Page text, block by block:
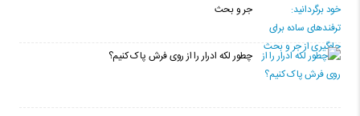
جر و بحث
چطور لکه ادرار را از روی فرش پاک کنیم؟